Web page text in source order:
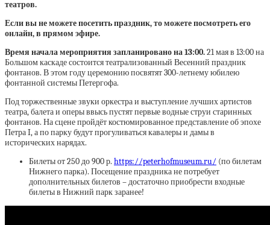
театров.
Если вы не можете посетить праздник, то можете посмотреть его
онлайн, в прямом эфире.
Время начала мероприятия запланировано на 13:00.21 мая в 13:00 на
Большом каскаде состоится театрализованный Весенний праздник
фонтанов. В этом году церемонию посвятят 300-летнему юбилею
фонтанной системы Петергофа.
Под торжественные звуки оркестра и выступление лучших артистов
театра, балета и оперы ввысь пустят первые водные струи старинных
фонтанов. На сцене пройдёт костюмированное представление об эпохе
Петра I, а по парку будут прогуливаться кавалеры и дамы в
исторических нарядах.
Билеты от 250 до 900 р. https://peterhofmuseum.ru/ (по билетам
Нижнего парка). Посещение праздника не потребует
дополнительных билетов – достаточно приобрести входные
билеты в Нижний парк заранее!